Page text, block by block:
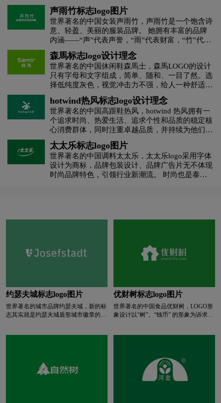
黄绿色logo设计 灰色logo设计
黄色logo设计 黑色logo设计 红色logo设计
酒业logo设计 教育logo设计 集团logo设计
家具logo设计 酒logo设计 酒店logo设计
J字母汉字酒店logo设计 会计师事务所logo设计
科技logo设计 咖啡logo设计 快递公司logo设计
利口酒logo设计 零售logo设计 龙舌兰logo设计
M字母酒店logo设计
内衣logo设计 奶logo设计 牛奶logo设计
奶茶logo设计 冷冻食品logo设计 奶粉logo设计
葡萄酒logo设计 培训机构logo设计
“好!”郑和平一锤定音。就是用它了,名字就叫得利
斯!这名字新鲜、响亮、好记,中英文都有个讲法。
斯,在汉语里有“这、此”等指代的意思；我们就取
其‘得利于此’的意旨—得利于这种产品,得利于质
量、得利于市场,得利于天时、地利、人和,得利于
改革开放。太好了！太棒了！
声雨竹标志logo图片
世界著名的中国女装声雨竹，声雨竹是一个饱含诗
意、轻盈、美丽的服装品牌。 她拥有丰富的品牌
内涵——“声”代表声誉，“雨”代表财富，“竹”代表
地位。 它展示了一种服饰文化和艺术。 她拥有一
批来自欧洲和台湾的专业设计团队。 在设计上，
她以东方现代都市女性追求时尚潮流的着装品味为
主流，结合欧式风格，采用日本和欧洲的优质材
料，采用慵懒、丰富、 多变精致，细节抢眼，剪
裁简洁利落，做工精细，带出时尚感之外的另一种
独特而隽永的经典韵律。
森馬标志logo设计理念
世界著名的中国休闲鞋森馬士，森馬LOGO的设计
只有字母和文字组成，简单、随和、一目了然。选
择低纯度灰色，视觉冲击力不强，给人一种舒适温
顺的感觉。森馬的服装标志设计非常休闲大气，就
像一件薄薄的运动服，给人一种放松的感觉。服装
logo设计中森馬英文译名“Semir”的设计形式不同
于以往的英文字母，即不像普通英文字母那样呆
板，也不像线条流畅、弯折较多的字母设计那样霸
道，正方形和圆形都是字母组合而成。绿色给人一
种青春活力的感觉，而运动装则给人一种充满活力
的气息。森馬设计的每一个字母都是独立的，但是
每一个字母的风格给人一种不同的规律性。
hotwind热风标志logo设计理念
世界著名的中国高跟鞋热风，hotwind 热风拥有一
个追求时尚、热爱生活、追求个性和品质的稳定核
心消费群体，同时注重卓越品质，并持续为他们提
供产品、快乐生活的购物环境、平易近人的时尚品
质和品质 服务。 hotwind 热风拥有追求时尚、热
爱生活、注重个人风格和品质、注重性价比的稳定
消费群体。 hotwind 热风致力于为客户提供时尚的
产品、愉快的购物环境、实惠的价格和优质的服
太太乐标志logo图片
世界著名的中国调料太太乐，太太乐logo采用字体
设计为商标，品牌包装设计、品牌广告片无不体现
时尚品牌特色，引领行业新潮流。 时尚也是泰泰
约瑟夫城标志logo图片
世界著名的城市品牌约瑟夫城，新的标
志其实就是约瑟夫城盾形城市徽章的一
以及轻松的设计系统和独特的排版。
优财树标志logo图片
世界著名的中国食品优财树，LOGO形
象设计以“树”、“钱币” 的形象为诉求
造型,象征着企业蓬勃向上、顽强的生
命力,同时树根植于土地，代表着优财
树脚踏实地、严谨的企业精神;结合优
财树金融行业属性,我们将古钱币的元